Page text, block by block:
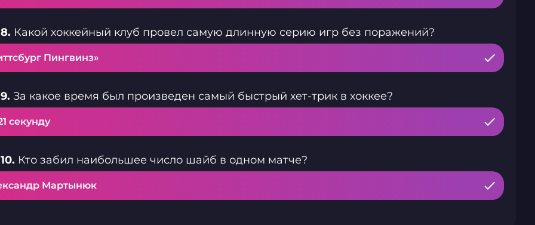
Какой хоккейный клуб провел самую длинную серию игр без поражений?
Пингвинз»
За какое время был произведен самый быстрый хет-трик в хоккее?
секунду
Кто забил наибольшее число шайб в одном матче?
Мартынюк